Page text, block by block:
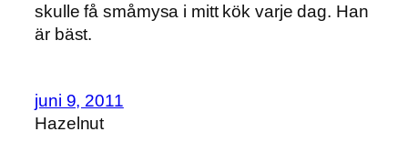
skulle få småmysa i mitt kök varje dag. Han
är bäst.
juni 9, 2011
Hazelnut